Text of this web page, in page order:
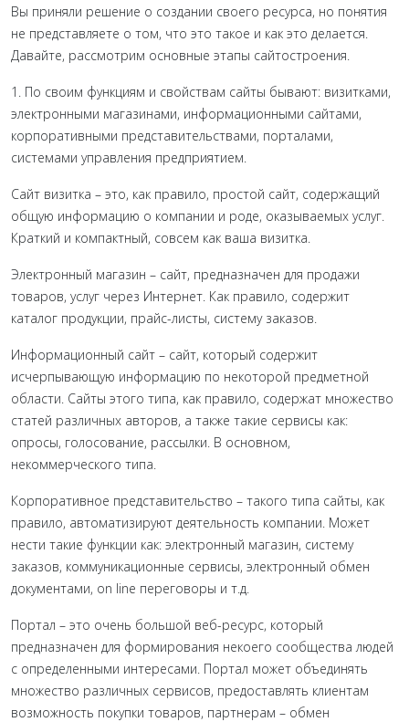
Вы приняли решение о создании своего ресурса, но понятия
не представляете о том, что это такое и как это делается.
Давайте, рассмотрим основные этапы сайтостроения.
1. По своим функциям и свойствам сайты бывают: визитками,
электронными магазинами, информационными сайтами,
корпоративными представительствами, порталами,
системами управления предприятием.
Сайт визитка – это, как правило, простой сайт, содержащий
общую информацию о компании и роде, оказываемых услуг.
Краткий и компактный, совсем как ваша визитка.
Электронный магазин – сайт, предназначен для продажи
товаров, услуг через Интернет. Как правило, содержит
каталог продукции, прайс-листы, систему заказов.
Информационный сайт – сайт, который содержит
исчерпывающую информацию по некоторой предметной
области. Сайты этого типа, как правило, содержат множество
статей различных авторов, а также такие сервисы как:
опросы, голосование, рассылки. В основном,
некоммерческого типа.
Корпоративное представительство – такого типа сайты, как
правило, автоматизируют деятельность компании. Может
нести такие функции как: электронный магазин, систему
заказов, коммуникационные сервисы, электронный обмен
документами, on line переговоры и т.д.
Портал – это очень большой веб-ресурс, который
предназначен для формирования некоего сообщества людей
с определенными интересами. Портал может объединять
множество различных сервисов, предоставлять клиентам
возможность покупки товаров, партнерам – обмен